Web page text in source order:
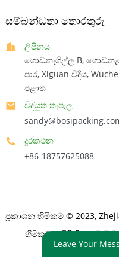
සම්බන්ධතා තොරතුරු
ලිපිනය
ගොඩනැගිල්ල B,
පාර, Xiguan වීදිය,
පළාත
විද්යුත් තැපෑල
දුරකථන
+86-18757625088
ප්‍රකාශන හිමිකම © 2023,
හිමිකම් ඇවිරිණි.අඩවි
Leave Your